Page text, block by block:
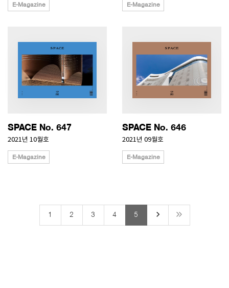
E-Magazine E-Magazine
SPACE No. 647
2021년 10월호
E-Magazine
SPACE No. 646
2021년 09월호
E-Magazine
1 2 3 4 5 keyboard_arrow_right